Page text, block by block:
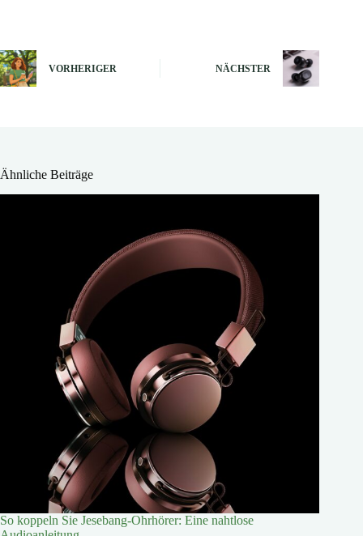
VORHERIGER NÄCHSTER
Ähnliche Beiträge
So koppeln Sie Jesebang-Ohrhörer: Eine nahtlose